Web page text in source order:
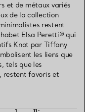
et de métaux variés
de la collection
restent
Elsa Peretti® qui
Knot par Tiffany
les liens que
tels que les
restent favoris et